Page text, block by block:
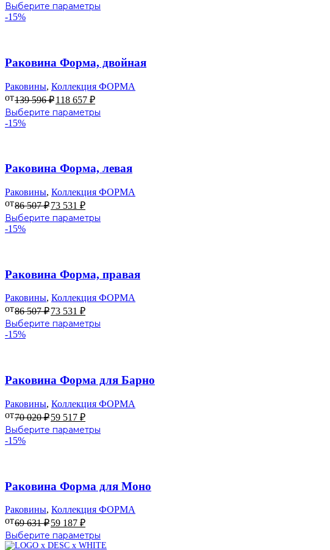
Выберите параметры
Опции
можно
выбрать
на
товара.
-15%
Раковина Форма, двойная
Раковины, Коллекция ФОРМА
от139 596₽118 657 ₽
Выберите параметры
Опции
выбрать
на
товара.
-15%
Раковина Форма, левая
Раковины, Коллекция ФОРМА
от86 507₽73 531 ₽
Выберите параметры
Опции
можно
выбрать
на
товара.
-15%
Раковина Форма, правая
Раковины, Коллекция ФОРМА
от86 507₽73 531 ₽
Выберите параметры
Опции
можно
выбрать
на
товара.
-15%
Раковина Форма для Барно
Раковины, Коллекция ФОРМА
от70 020₽59 517 ₽
Выберите параметры
Опции
можно
выбрать
на
товара.
-15%
Раковина Форма для Моно
Раковины, Коллекция ФОРМА
от69 631₽59 187 ₽
Выберите параметры
товар